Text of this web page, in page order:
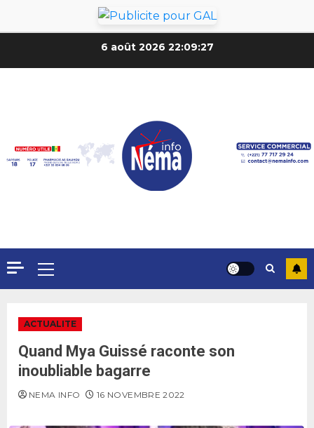
6 août 2026 22:09:30
ACTUALITE
Quand Mya Guissé raconte son
inoubliable bagarre
NEMA INFO 16 NOVEMBRE 2022